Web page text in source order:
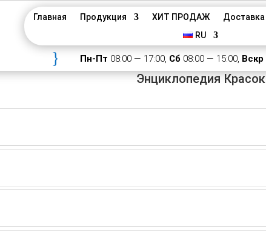
Главная Продукция ХИТ ПРОДАЖ Доставка
RU
} Пн-Пт 08:00 — 17:00, Сб 08:00 — 15:00, Вскр
Энциклопедия Красок